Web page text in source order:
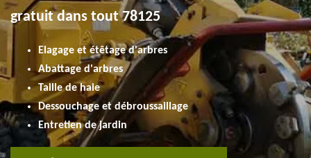
gratuit dans tout 78125
Elagage et étêtage d'arbres
Abattage d'arbres
Taille de haie
Dessouchage et débroussaillage
Entretien de jardin